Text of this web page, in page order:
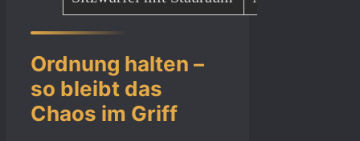
Ordnung halten –
so bleibt das
Chaos im Griff